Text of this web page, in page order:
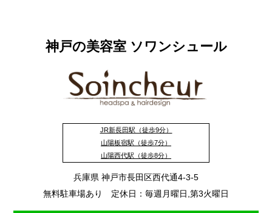
神戸の美容室 ソワンシュール
JR新長田駅（徒歩9分）
山陽板宿駅（徒歩7分）
山陽西代駅（徒歩8分）
兵庫県 神戸市長田区西代通4-3-5
無料駐車場あり 定休日：毎週月曜日,第3火曜日